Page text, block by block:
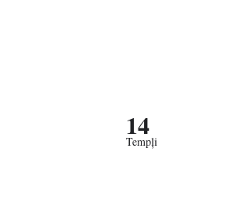
14
Tempļi